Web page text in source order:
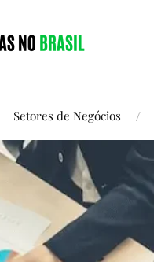
Setores de Negócios